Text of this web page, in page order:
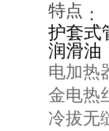
特点 ：
护套式
润滑油
电加热
金电热
冷拔无